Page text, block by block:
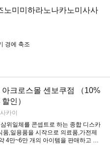
노미미하라노나카노미사사
경에 축조
아크로스몰 센보쿠점 （10%
인）
카이
위일체를 콘셉트로 하는 종합 디스카
품,일용품을 시작으로 의료품,가전제
4만~6만 개의 아이템을 판매하고 있